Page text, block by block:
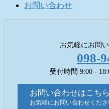
お問い合わせ
お気軽にお問
098-
受付時間 9:00 -
お問い合わせはこちら
お気軽にお問い合わせくださ